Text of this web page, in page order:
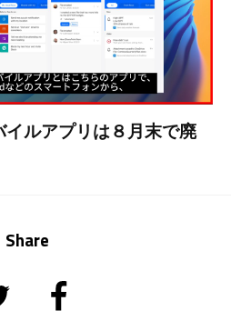
ルアプリは８月末で廃
Share